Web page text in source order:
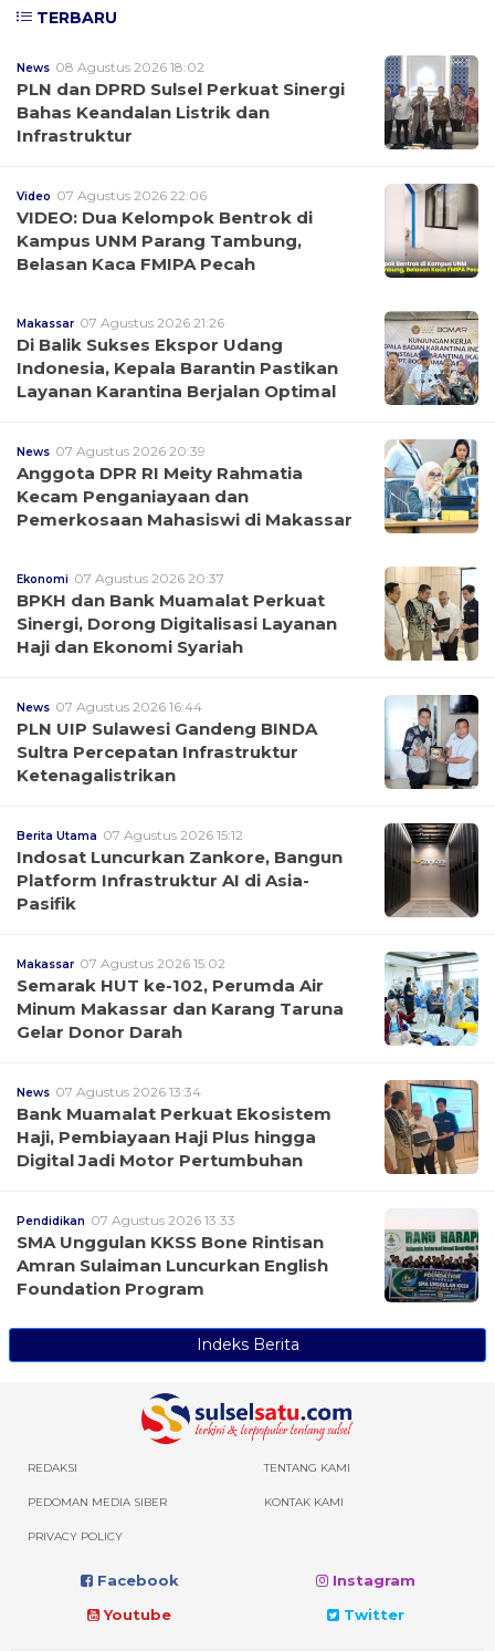
TERBARU
News 08 Agustus 2026 18:02
PLN dan DPRD Sulsel Perkuat Sinergi
Bahas Keandalan Listrik dan
Infrastruktur
Video 07 Agustus 2026 22:06
VIDEO: Dua Kelompok Bentrok di
Kampus UNM Parang Tambung,
Belasan Kaca FMIPA Pecah
Makassar 07 Agustus 2026 21:26
Di Balik Sukses Ekspor Udang
Indonesia, Kepala Barantin Pastikan
Layanan Karantina Berjalan Optimal
News 07 Agustus 2026 20:39
Anggota DPR RI Meity Rahmatia
Kecam Penganiayaan dan
Pemerkosaan Mahasiswi di Makassar
Ekonomi 07 Agustus 2026 20:37
BPKH dan Bank Muamalat Perkuat
Sinergi, Dorong Digitalisasi Layanan
Haji dan Ekonomi Syariah
News 07 Agustus 2026 16:44
PLN UIP Sulawesi Gandeng BINDA
Sultra Percepatan Infrastruktur
Ketenagalistrikan
Berita Utama 07 Agustus 2026 15:12
Indosat Luncurkan Zankore, Bangun
Platform Infrastruktur AI di Asia-
Pasifik
Makassar 07 Agustus 2026 15:02
Semarak HUT ke-102, Perumda Air
Minum Makassar dan Karang Taruna
Gelar Donor Darah
News 07 Agustus 2026 13:34
Bank Muamalat Perkuat Ekosistem
Haji, Pembiayaan Haji Plus hingga
Digital Jadi Motor Pertumbuhan
Pendidikan 07 Agustus 2026 13:33
SMA Unggulan KKSS Bone Rintisan
Amran Sulaiman Luncurkan English
Foundation Program
Indeks Berita
REDAKSI TENTANG KAMI
PEDOMAN MEDIA SIBER KONTAK KAMI
PRIVACY POLICY
Facebook
Instagram
Youtube
Twitter